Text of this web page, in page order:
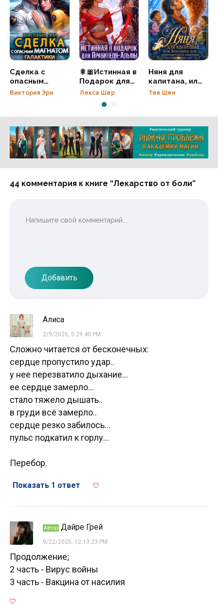
Сделка с
опасным
магнатом
Виктория Эри
🎇🎀Истинная в
Подарок для
Правителя-
Лекса Шер
Няня для
капитана, или
Землянка для
Тея Шен
Реклама 16+ АО «ЛитГород»
44 комментария к книге “Лекарство от боли”
Добавить
Алиса
2/9/2026, 5:29:40 PM
Сложно читается от бесконечных:
сердце пропустило удар..
у нее перезватило дыхание...
ее сердце замерло...
стало тяжело дышать..
в груди всё замерло..
сердце резко забилось...
пульс подкатил к горлу...
Перебор.
Показать 1 ответ
Автор Дайре Грей
9/22/2025, 12:13:23 PM
Продолжение;
2 часть - Вирус войны
3 часть - Вакцина от насилия